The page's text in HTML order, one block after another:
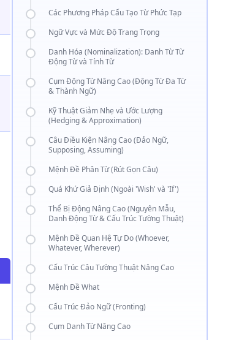
Các Phương Pháp Cấu Tạo Từ Phức Tạp
Ngữ Vực và Mức Độ Trang Trọng
Danh Hóa (Nominalization): Danh Từ Từ
Động Từ và Tính Từ
Cụm Động Từ Nâng Cao (Động Từ Đa Từ
& Thành Ngữ)
Kỹ Thuật Giảm Nhẹ và Ước Lượng
(Hedging & Approximation)
Câu Điều Kiện Nâng Cao (Đảo Ngữ,
Supposing, Assuming)
Mệnh Đề Phân Từ (Rút Gọn Câu)
Quá Khứ Giả Định (Ngoài 'Wish' và 'If')
Thể Bị Động Nâng Cao (Nguyên Mẫu,
Danh Động Từ & Cấu Trúc Tường Thuật)
Mệnh Đề Quan Hệ Tự Do (Whoever,
Whatever, Wherever)
Cấu Trúc Câu Tường Thuật Nâng Cao
Mệnh Đề What
Cấu Trúc Đảo Ngữ (Fronting)
Cụm Danh Từ Nâng Cao